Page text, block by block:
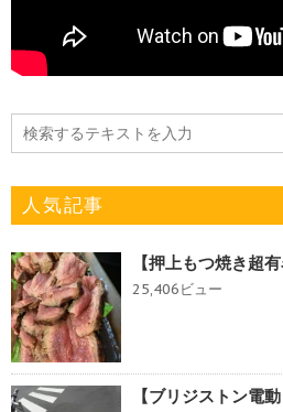
人気記事
【押上もつ焼き超
25,406ビュー
【ブリジストン電